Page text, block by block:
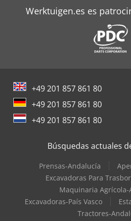
Werktuigen.es es
+49 201 857 861 80
+49 201 857 861 80
+49 201 857 861 80
Búsquedas actuales
Prensas-Andalucía
Excavadoras Para
Maquinaria Agrícola-
Excavadoras-País Vasco
Tractores-